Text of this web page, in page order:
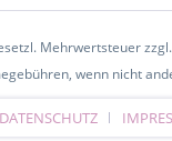
Mehrwertsteuer zzgl.
wenn nicht
DATENSCHUTZ